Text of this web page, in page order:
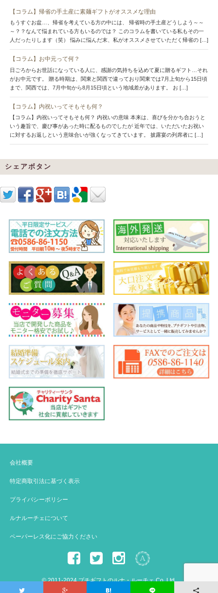
【コラム】帰省の手土産に素麺ギフトがオススメな理由
もうすぐお盆…、帰省を考えている方の中には、 帰省時の手土産どうしよう～～
～？？なんて悩まれている方もいるのでは？ このコラムを書いている私もその一
人だったりします（笑） 悩みに悩んだ末、私がオススメさせていただく帰省の […]
【コラム】お中元って何？
日ごろからお世話になっている人に、感謝の気持ちを込めて夏に贈るギフト…それ
がお中元です。 贈る時期は、関東と関西で違っており関東では7月上旬から15日頃
まで、関西では、7月中旬から8月15日頃という地域差があります。 お […]
【コラム】内祝いってそもそも何？
【コラム】内祝いってそもそも何？ 内祝いの意味 本来は、喜びを分かち合おうと
いう趣旨で、慶び事があった時に配るものでしたが 近年では、いただいたお祝い
に対するお返しという意味合いが強くなってきています。 披露宴の列席者に […]
シェアボタン
会社概要
特定商取引法に基づく表示
プライバシーポリシー
ルナルーチェについて
ペーパーレス化にご協力ください
© 2011-2024 プチギフトのルナ・ルーチェ Co.,Ltd.